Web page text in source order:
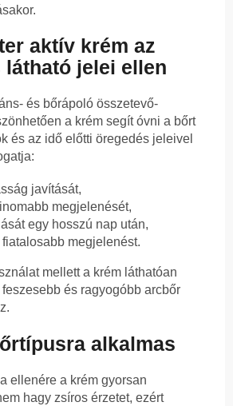
aktív krém az
látható jelei ellen
és bőrápoló összetevő-
a krém segít óvni a bőrt
és az idő előtti öregedés jeleivel
javítását,
megjelenését,
egy hosszú nap után,
megjelenést.
mellett a krém láthatóan
és ragyogóbb arcbőr
alkalmas
ellenére a krém gyorsan
hagy zsíros érzetet, ezért